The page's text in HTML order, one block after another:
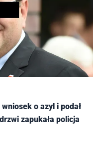
wniosek o azyl i podał
zapukała policja